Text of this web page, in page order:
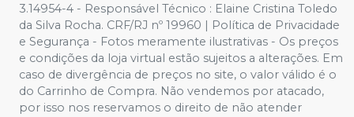
3.14954-4 - Responsável Técnico : Elaine Cristina Toledo
da Silva Rocha. CRF/RJ nº 19960 | Política de Privacidade
e Segurança - Fotos meramente ilustrativas - Os preços
e condições da loja virtual estão sujeitos a alterações. Em
caso de divergência de preços no site, o valor válido é o
do Carrinho de Compra. Não vendemos por atacado,
por isso nos reservamos o direito de não atender